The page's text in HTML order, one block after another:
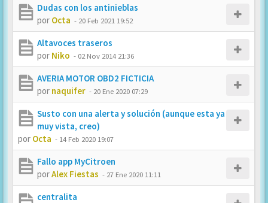
Dudas con los antinieblas
por Octa - 20 Feb 2021 19:52
Altavoces traseros
por Niko - 02 Nov 2014 21:36
AVERIA MOTOR OBD2 FICTICIA
por naquifer - 20 Ene 2020 07:29
Susto con una alerta y solución (aunque esta ya
muy vista, creo)
por Octa - 14 Feb 2020 19:07
Fallo app MyCitroen
porAlex Fiestas - 27 Ene 2020 11:11
centralita